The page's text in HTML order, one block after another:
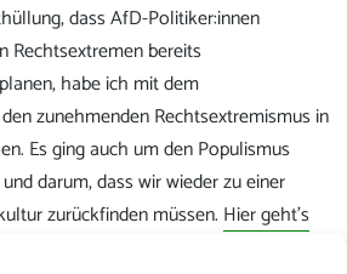
dass AfD-Politiker:innen
Rechtsextremen bereits
habe ich mit dem
zunehmenden Rechtsextremismus in
Es ging auch um den Populismus
darum, dass wir wieder zu einer
zurückfinden müssen. Hier geht’s